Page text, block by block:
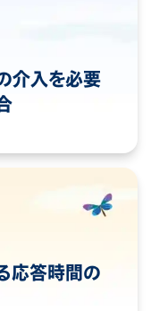
介入を必要
応答時間の